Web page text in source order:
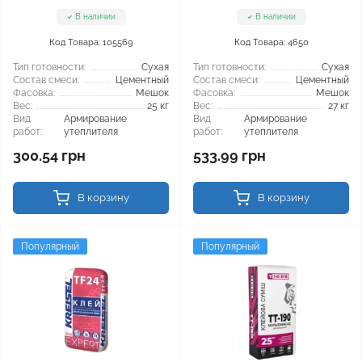
В наличии
Код Товара: 105569
Тип готовности:
Сухая
Состав смеси:
Цементный
Фасовка:
Мешок
Вес:
25 кг
Вид
работ:
Армирование
утеплителя
300.54 грн
В корзину
В наличии
Код Товара: 4650
Тип готовности:
Сухая
Состав смеси:
Цементный
Фасовка:
Мешок
Вес:
27 кг
Вид
работ:
Армирование
утеплителя
533.99 грн
В корзину
Популярный Популярный